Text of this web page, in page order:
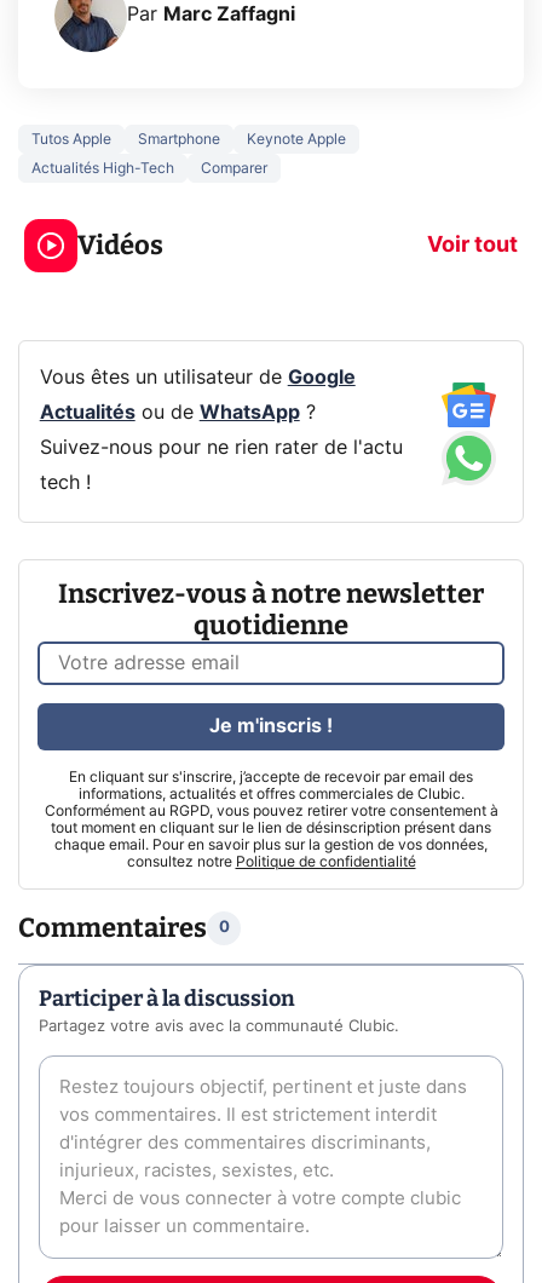
Par Marc Zaffagni
Tutos Apple Smartphone
Keynote Apple
Actualités High-Tech
Comparer
Vidéos Voir tout
3 écrans en 1 pour
319€ ? Voici L'AOC
CQ32G4ZA !
prochaine
Vous êtes un utilisateur de Google
Actualitésou de WhatsApp?
Suivez-nous pour ne rien rater de l'actu
tech !
Inscrivez-vous à notre newsletter
quotidienne
En cliquant sur s'inscrire, j’accepte de recevoir par email des
informations, actualités et offres commerciales de Clubic.
Conformément au RGPD, vous pouvez retirer votre consentement à
tout moment en cliquant sur le lien de désinscription présent dans
chaque email. Pour en savoir plus sur la gestion de vos données,
consultez notre Politique de confidentialité
Je m'inscris !
Commentaires 0
Participer à la discussion
Partagez votre avis avec la communauté Clubic.